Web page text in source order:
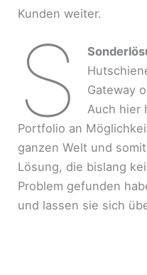
Kunden weiter.
S
Gateway
Auch hier
Portfolio an
ganzen Welt und
Lösung, die bislang
Problem gefunden
und lassen sie sich